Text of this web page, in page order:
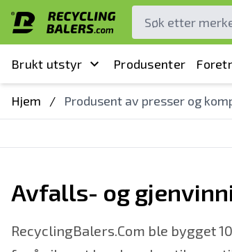
Brukt utstyr Produsenter
Hjem / Produsent av presser og
Avfalls- og
RecyclingBalers.Com ble bygget